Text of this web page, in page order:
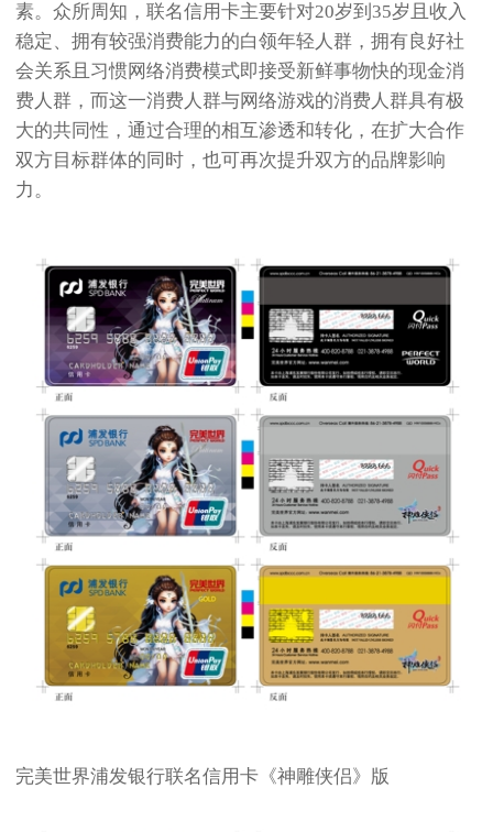
素。众所周知，联名信用卡主要针对20岁到35岁且收入
稳定、拥有较强消费能力的白领年轻人群，拥有良好社
会关系且习惯网络消费模式即接受新鲜事物快的现金消
费人群，而这一消费人群与网络游戏的消费人群具有极
大的共同性，通过合理的相互渗透和转化，在扩大合作
双方目标群体的同时，也可再次提升双方的品牌影响
力。
完美世界浦发银行联名信用卡《神雕侠侣》版